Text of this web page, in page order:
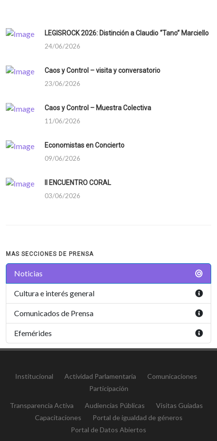
LEGISROCK 2026: Distinción a Claudio “Tano” Marciello
24/06/2026
Caos y Control – visita y conversatorio
23/06/2026
Caos y Control – Muestra Colectiva
11/06/2026
Economistas en Concierto
09/06/2026
II ENCUENTRO CORAL
03/06/2026
MAS SECCIONES DE PRENSA
Noticias
Cultura e interés general
Comunicados de Prensa
Efemérides
Institucional Actividad Parlamentaria
Comunicaciones
Participación
Transparencia Activa Audiencias Públicas
Visitas Guiadas
Capacitaciones
Portal de igualdad de géneros
Portal de Datos Abiertos